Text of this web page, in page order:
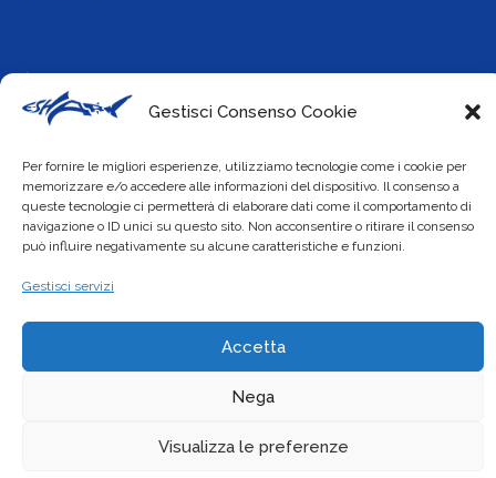
Gestisci Consenso Cookie
Per fornire le migliori esperienze, utilizziamo tecnologie come i cookie per
memorizzare e/o accedere alle informazioni del dispositivo. Il consenso a
queste tecnologie ci permetterà di elaborare dati come il comportamento di
navigazione o ID unici su questo sito. Non acconsentire o ritirare il consenso
può influire negativamente su alcune caratteristiche e funzioni.
Gestisci servizi
Accetta
Nega
Visualizza le preferenze
Privacy Policy